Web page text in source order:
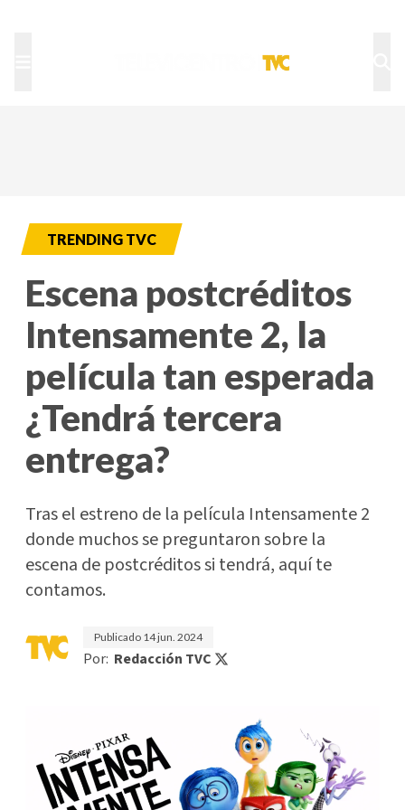
TRENDING TVC
Escena postcréditos
Intensamente 2, la
película tan esperada
¿Tendrá tercera
entrega?
Tras el estreno de la película Intensamente 2
donde muchos se preguntaron sobre la
escena de postcréditos si tendrá, aquí te
contamos.
Publicado 14 jun. 2024
Por: Redacción TVC